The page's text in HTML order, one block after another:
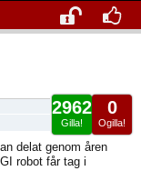
0
Ogilla!
2962
Gilla!
delat genom åren
robot får tag i